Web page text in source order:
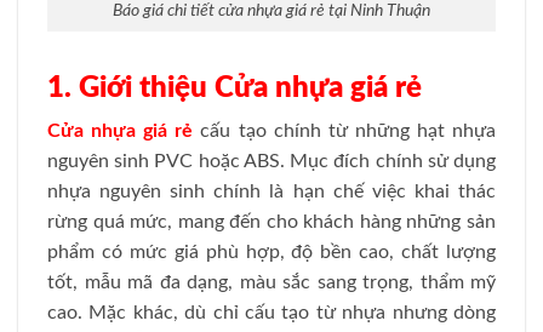
Báo giá chi tiết cửa nhựa giá rẻ tại Ninh Thuận
1. Giới thiệu Cửa nhựa giá rẻ
Cửa nhựa giá rẻ cấu tạo chính từ những hạt nhựa
nguyên sinh PVC hoặc ABS. Mục đích chính sử dụng
nhựa nguyên sinh chính là hạn chế việc khai thác
rừng quá mức, mang đến cho khách hàng những sản
phẩm có mức giá phù hợp, độ bền cao, chất lượng
tốt, mẫu mã đa dạng, màu sắc sang trọng, thẩm mỹ
cao. Mặc khác, dù chỉ cấu tạo từ nhựa nhưng dòng